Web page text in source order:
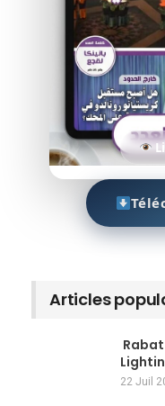
Articles
22 Juil